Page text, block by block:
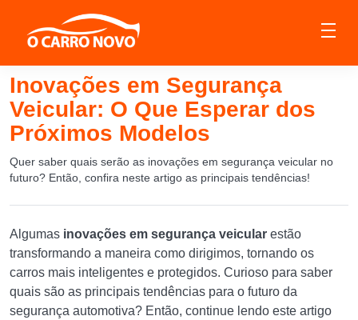
Inovações em Segurança
Veicular: O Que Esperar dos
Próximos Modelos
Quer saber quais serão as inovações em segurança veicular no
futuro? Então, confira neste artigo as principais tendências!
Algumas inovações em segurança veicular estão
transformando a maneira como dirigimos, tornando os
carros mais inteligentes e protegidos. Curioso para saber
quais são as principais tendências para o futuro da
segurança automotiva? Então, continue lendo este artigo